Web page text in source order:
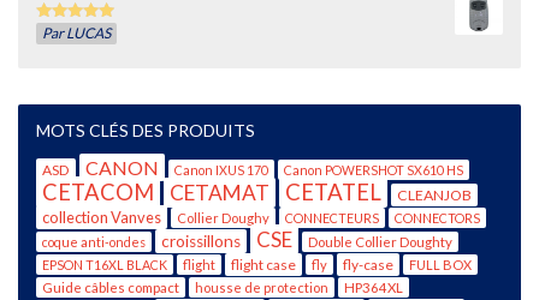
out of 5
Par LUCAS
MOTS CLÉS DES PRODUITS
ASD CANON Canon IXUS 170 Canon POWERSHOT SX610 HS
CETACOM CETAMAT CETATEL CLEANJOB
collection Vanves Collier Doughy CONNECTEURS
CONNECTORS
coque anti-ondes
croissillons CSE
Double Collier Doughty
EPSON T16XL BLACK
flight flight case fly fly-case
FULL BOX
Guide câbles compact
housse de protection
HP364XL